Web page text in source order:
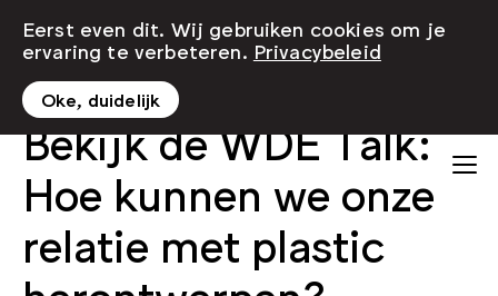
Bekijk de WDE Talk:
Hoe kunnen we onze
relatie met plastic
Eerst even dit. Wij gebruiken cookies om je
ervaring te verbeteren. Privacybeleid
Oke, duidelijk